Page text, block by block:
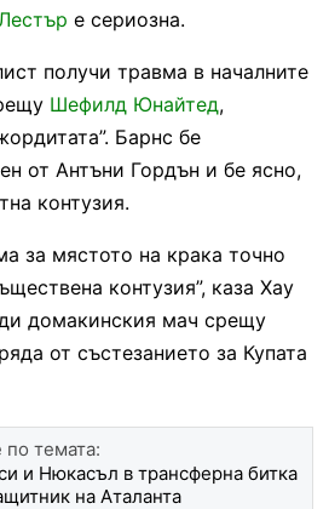
е сериозна.
получи травма в началните
Шефилд Юнайтед,
Барнс бе
от Антъни Гордън и бе ясно,
контузия.
за мястото на крака точно
контузия”, каза Хау
домакинския мач срещу
от състезанието за Купата
темата:
и Нюкасъл в трансферна битка
на Аталанта